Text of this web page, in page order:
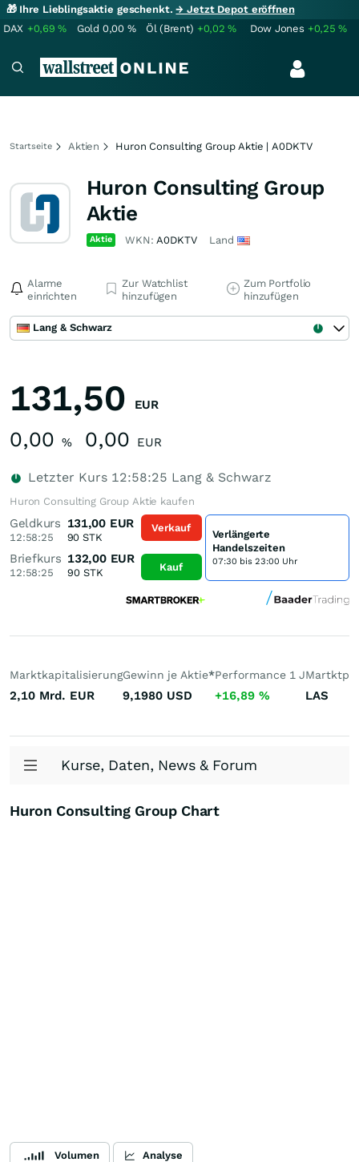
🎁 Ihre Lieblingsaktie geschenkt.→ Jetzt Depot eröffnen
DAX +0,69% Gold 0,00 % Öl (Brent) +0,02% Dow Jones +0,25%
Startseite Aktien Huron Consulting Group Aktie | A0DKTV
Huron Consulting Group
Aktie
Aktie WKN:A0DKTV Land
Alarme
einrichten
Zur Watchlist
hinzufügen
Zum Portfolio
hinzufügen
Lang & Schwarz
131,50 EUR
0,00 % 0,00 EUR
Letzter Kurs 12:58:25 Lang & Schwarz
Huron Consulting Group Aktie kaufen
Geldkurs
12:58:25
131,00 EUR
90 STK
Briefkurs
12:58:25
132,00 EUR
90 STK
Verkauf
Kauf
Verlängerte
Handelszeiten
07:30 bis 23:00 Uhr
Marktkapitalisierung
2,10 Mrd. EUR
Gewinn je Aktie*
9,1980 USD
Performance 1 J
+16,89 % LAS
Kurse, Daten, News & Forum
Huron Consulting Group Chart
Volumen Analyse